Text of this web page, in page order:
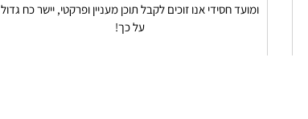
ומועד חסידי אנו זוכים לקבל תוכן מעניין ופרקטי, יישר כח גדול
על כך!